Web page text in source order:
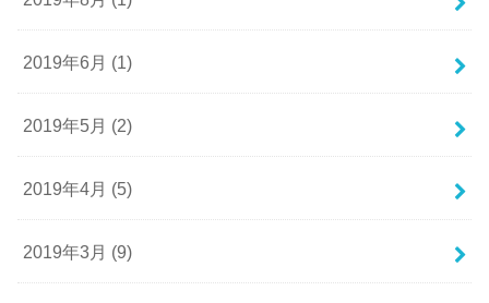
2019年6月 (1)
2019年5月 (2)
2019年4月 (5)
2019年3月 (9)